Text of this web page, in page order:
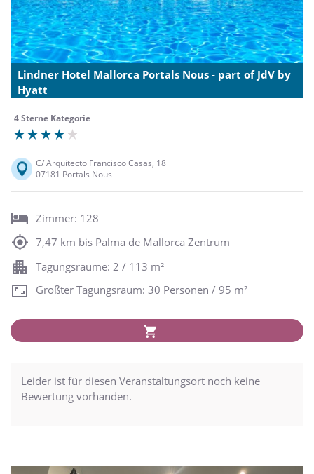
Lindner Hotel Mallorca Portals Nous - part of JdV by
Hyatt
4 Sterne Kategorie
C/ Arquitecto Francisco Casas, 18
07181 Portals Nous
Zimmer: 128
7,47 km bis Palma de Mallorca Zentrum
Tagungsräume: 2 / 113 m²
Größter Tagungsraum: 30 Personen / 95 m²
Leider ist für diesen Veranstaltungsort noch keine
Bewertung vorhanden.